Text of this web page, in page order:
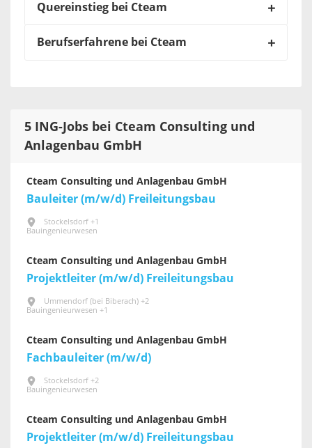
Quereinstieg bei Cteam
Berufserfahrene bei Cteam
5 ING-Jobs bei Cteam Consulting und
Anlagenbau GmbH
Cteam Consulting und Anlagenbau GmbH
Bauleiter (m/w/d) Freileitungsbau
Stockelsdorf +1
Bauingenieurwesen
Cteam Consulting und Anlagenbau GmbH
Projektleiter (m/w/d) Freileitungsbau
Ummendorf (bei Biberach) +2
Bauingenieurwesen +1
Cteam Consulting und Anlagenbau GmbH
Fachbauleiter (m/w/d)
Stockelsdorf +2
Bauingenieurwesen
Cteam Consulting und Anlagenbau GmbH
Projektleiter (m/w/d) Freileitungsbau